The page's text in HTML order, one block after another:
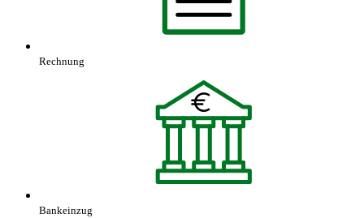
Rechnung
Bankeinzug